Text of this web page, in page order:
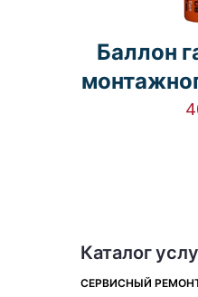
Баллон
Каталог
СЕРВИСНЫЙ